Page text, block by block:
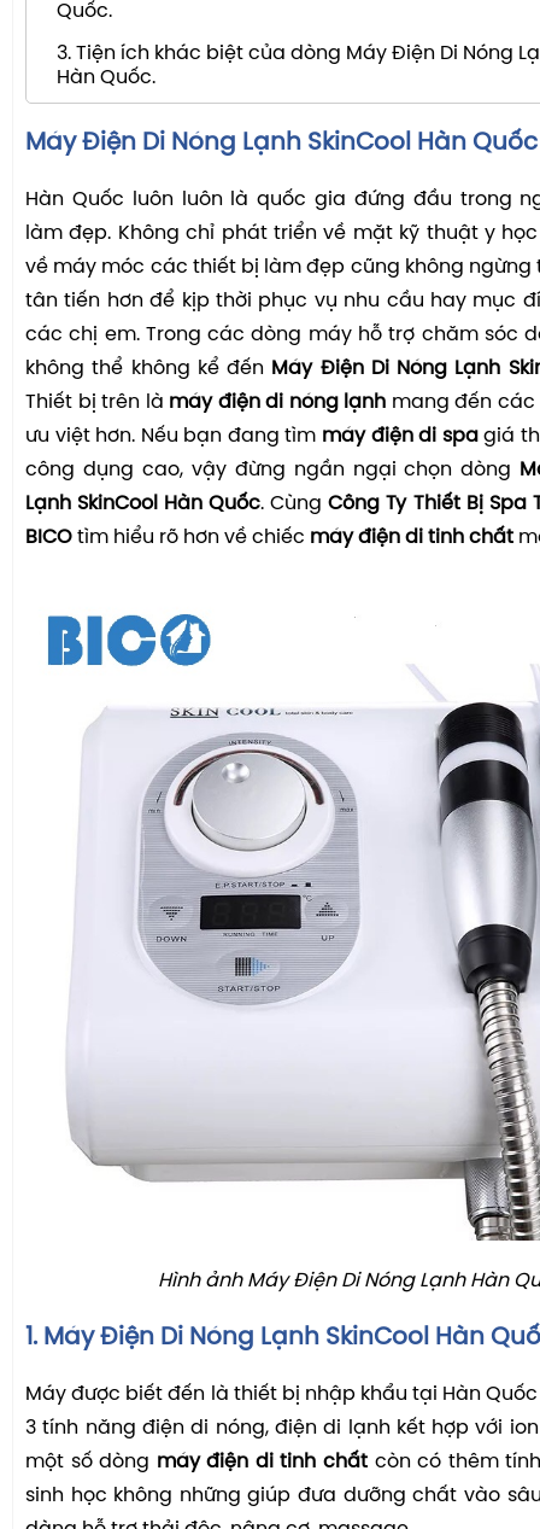
Quốc.
3. Tiện ích khác biệt của dòng Máy Điện Di Nóng
Hàn Quốc.
Máy Điện Di Nóng Lạnh SkinCool Hàn
Hàn Quốc luôn luôn là quốc gia đứng đầu trong
làm đẹp. Không chỉ phát triển về mặt kỹ thuật y
về máy móc các thiết bị làm đẹp cũng không ngừng
tân tiến hơn để kịp thời phục vụ nhu cầu hay mục
các chị em. Trong các dòng máy hỗ trợ chăm sóc
không thể không kể đến Máy Điện Di Nóng Lạnh
Thiết bị trên là máy điện di nóng lạnh mang đến các
ưu việt hơn. Nếu bạn đang tìm máy điện di spagiá
công dụng cao, vậy đừng ngần ngại chọn dòng
Lạnh SkinCool Hàn Quốc. Cùng Công Ty Thiết Bị Spa
BICO tìm hiểu rõ hơn về chiếc máy điện di tinh chất
Hình ảnh Máy Điện Di Nóng Lạnh Hàn
1. Máy Điện Di Nóng Lạnh SkinCool Hàn
Máy được biết đến là thiết bị nhập khẩu tại Hàn
3 tính năng điện di nóng, điện di lạnh kết hợp với ion
một số dòng máy điện di tinh chất còn có thêm
sinh học không những giúp đưa dưỡng chất vào